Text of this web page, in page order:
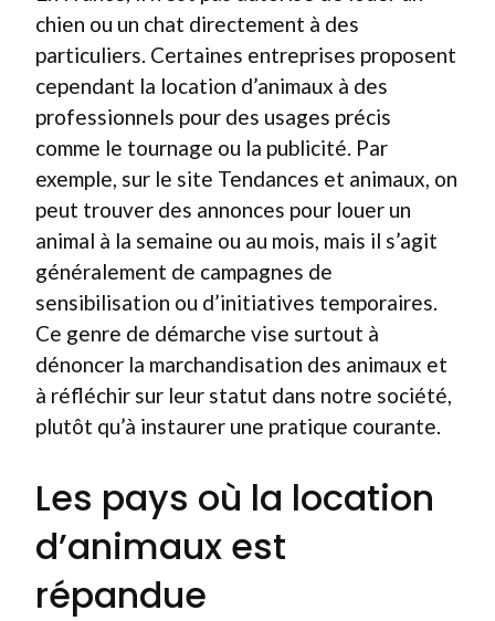
chien ou un chat directement à des
particuliers. Certaines entreprises proposent
cependant la location d’animaux à des
professionnels pour des usages précis
comme le tournage ou la publicité. Par
exemple, sur le site Tendances et animaux, on
peut trouver des annonces pour louer un
animal à la semaine ou au mois, mais il s’agit
généralement de campagnes de
sensibilisation ou d’initiatives temporaires.
Ce genre de démarche vise surtout à
dénoncer la marchandisation des animaux et
à réfléchir sur leur statut dans notre société,
plutôt qu’à instaurer une pratique courante.
Les pays où la location
d’animaux est
répandue